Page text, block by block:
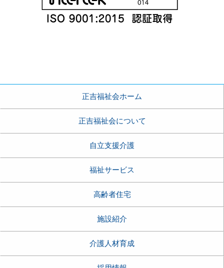
正吉福祉会ホーム
正吉福祉会について
自立支援介護
福祉サービス
高齢者住宅
施設紹介
介護人材育成